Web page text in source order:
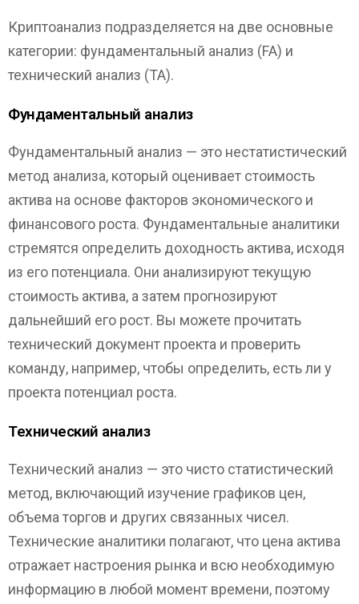
Криптоанализ подразделяется на две основные
категории: фундаментальный анализ (FA) и
технический анализ (TA).
Фундаментальный анализ
Фундаментальный анализ — это нестатистический
метод анализа, который оценивает стоимость
актива на основе факторов экономического и
финансового роста. Фундаментальные аналитики
стремятся определить доходность актива, исходя
из его потенциала. Они анализируют текущую
стоимость актива, а затем прогнозируют
дальнейший его рост. Вы можете прочитать
технический документ проекта и проверить
команду, например, чтобы определить, есть ли у
проекта потенциал роста.
Технический анализ
Технический анализ — это чисто статистический
метод, включающий изучение графиков цен,
объема торгов и других связанных чисел.
Технические аналитики полагают, что цена актива
отражает настроения рынка и всю необходимую
информацию в любой момент времени, поэтому